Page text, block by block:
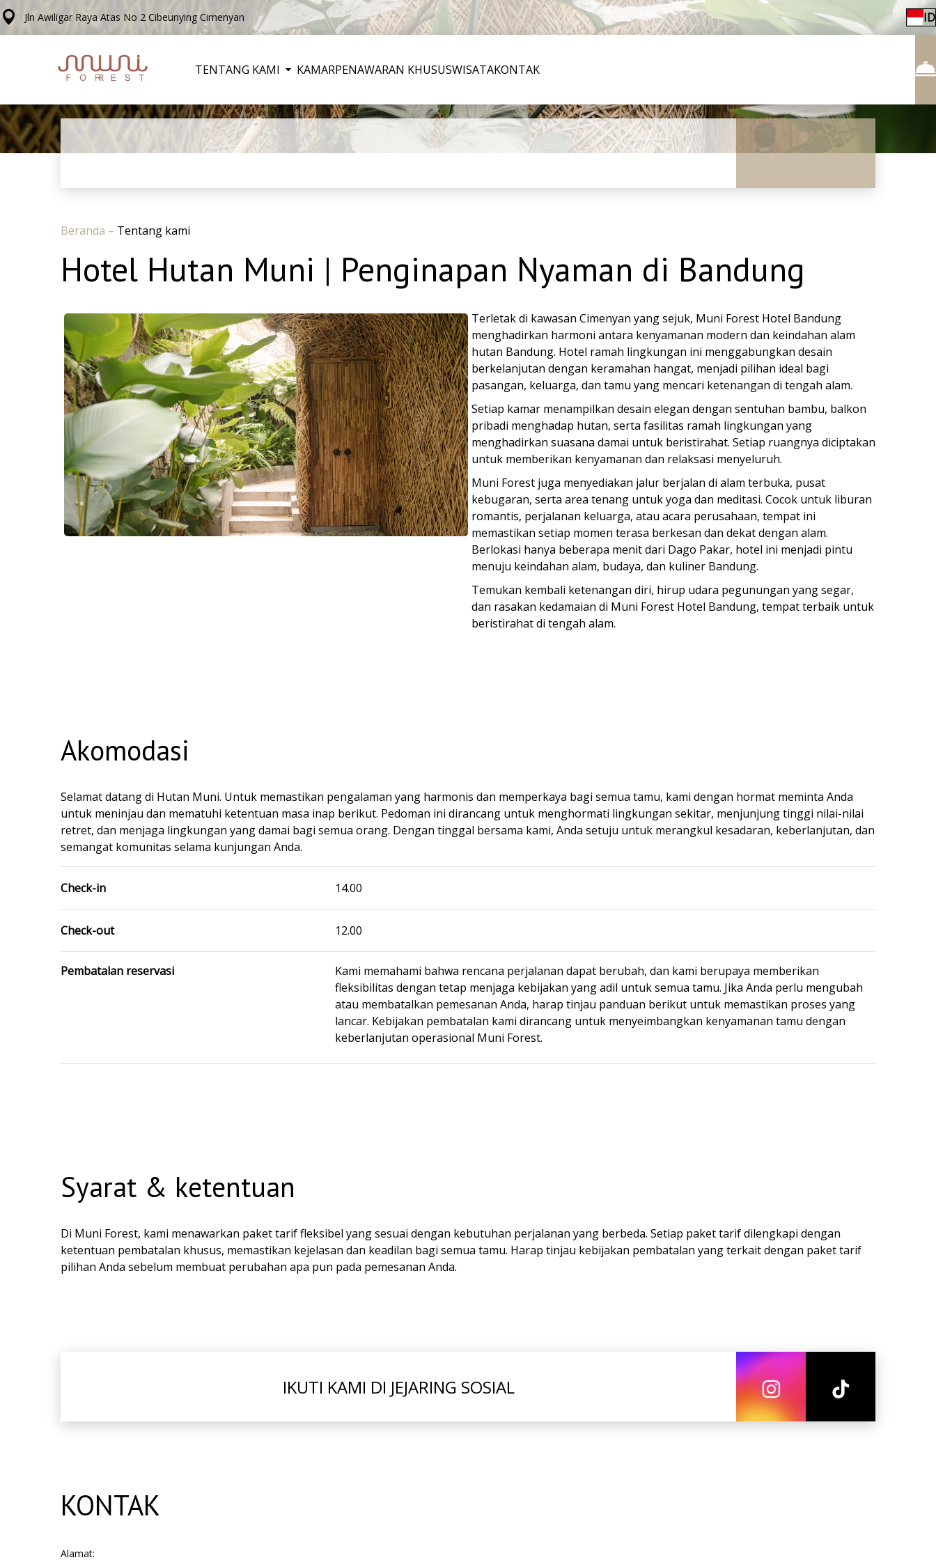
Jln Awiligar Raya Atas No 2 Cibeunying Cimenyan ID
TENTANG KAMI KAMARPENAWARAN KHUSUSWISATAKONTAK
Beranda – Tentang kami
Hotel Hutan Muni | Penginapan Nyaman di Bandung
Terletak di kawasan Cimenyan yang sejuk, Muni Forest Hotel Bandung
menghadirkan harmoni antara kenyamanan modern dan keindahan alam
hutan Bandung. Hotel ramah lingkungan ini menggabungkan desain
berkelanjutan dengan keramahan hangat, menjadi pilihan ideal bagi
pasangan, keluarga, dan tamu yang mencari ketenangan di tengah alam.
Setiap kamar menampilkan desain elegan dengan sentuhan bambu, balkon
pribadi menghadap hutan, serta fasilitas ramah lingkungan yang
menghadirkan suasana damai untuk beristirahat. Setiap ruangnya diciptakan
untuk memberikan kenyamanan dan relaksasi menyeluruh.
Muni Forest juga menyediakan jalur berjalan di alam terbuka, pusat
kebugaran, serta area tenang untuk yoga dan meditasi. Cocok untuk liburan
romantis, perjalanan keluarga, atau acara perusahaan, tempat ini
memastikan setiap momen terasa berkesan dan dekat dengan alam.
Berlokasi hanya beberapa menit dari Dago Pakar, hotel ini menjadi pintu
menuju keindahan alam, budaya, dan kuliner Bandung.
Temukan kembali ketenangan diri, hirup udara pegunungan yang segar,
dan rasakan kedamaian di Muni Forest Hotel Bandung, tempat terbaik untuk
beristirahat di tengah alam.
Akomodasi
Selamat datang di Hutan Muni. Untuk memastikan pengalaman yang harmonis dan memperkaya bagi semua tamu, kami dengan hormat meminta Anda
untuk meninjau dan mematuhi ketentuan masa inap berikut. Pedoman ini dirancang untuk menghormati lingkungan sekitar, menjunjung tinggi nilai-nilai
retret, dan menjaga lingkungan yang damai bagi semua orang. Dengan tinggal bersama kami, Anda setuju untuk merangkul kesadaran, keberlanjutan, dan
semangat komunitas selama kunjungan Anda.
Check-in 14.00
Check-out 12.00
Pembatalan reservasi
Kami memahami bahwa rencana perjalanan dapat berubah, dan kami berupaya memberikan
fleksibilitas dengan tetap menjaga kebijakan yang adil untuk semua tamu. Jika Anda perlu mengubah
atau membatalkan pemesanan Anda, harap tinjau panduan berikut untuk memastikan proses yang
lancar. Kebijakan pembatalan kami dirancang untuk menyeimbangkan kenyamanan tamu dengan
keberlanjutan operasional Muni Forest.
Syarat & ketentuan
Di Muni Forest, kami menawarkan paket tarif fleksibel yang sesuai dengan kebutuhan perjalanan yang berbeda. Setiap paket tarif dilengkapi dengan
ketentuan pembatalan khusus, memastikan kejelasan dan keadilan bagi semua tamu. Harap tinjau kebijakan pembatalan yang terkait dengan paket tarif
pilihan Anda sebelum membuat perubahan apa pun pada pemesanan Anda.
IKUTI KAMI DI JEJARING SOSIAL
KONTAK
Alamat: